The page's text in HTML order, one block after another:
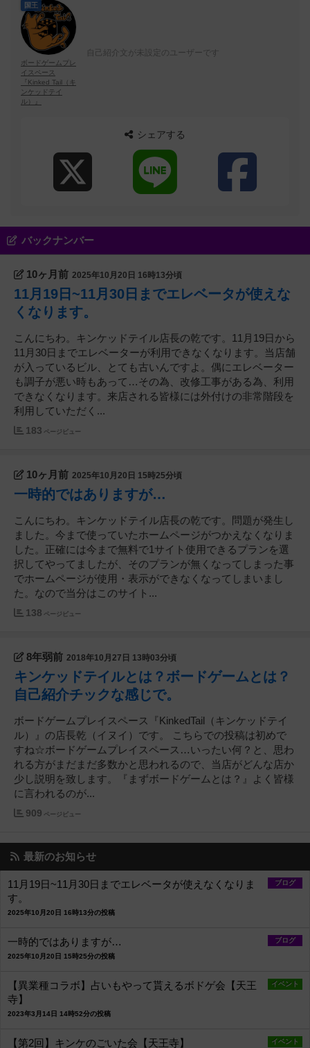
国王
ボードゲームプレ
イスペース
『Kinked Tail（キ
ンケッドテイ
ル）』
自己紹介文が未設定のユーザーです
シェアする
バックナンバー
10ヶ月前 2025年10月20日 16時13分頃
11月19日~11月30日までエレベータが使えな
くなります。
こんにちわ。キンケッドテイル店長の乾です。11月19日から
11月30日までエレベーターが利用できなくなります。当店舗
が入っているビル、とても古いんですよ。偶にエレベーター
も調子が悪い時もあって…その為、改修工事がある為、利用
できなくなります。来店される皆様には外付けの非常階段を
利用していただく...
183 ページビュー
10ヶ月前 2025年10月20日 15時25分頃
一時的ではありますが…
こんにちわ。キンケッドテイル店長の乾です。問題が発生し
ました。今まで使っていたホームページがつかえなくなりま
した。正確には今まで無料で1サイト使用できるプランを選
択してやってましたが、そのプランが無くなってしまった事
でホームページが使用・表示ができなくなってしまいまし
た。なので当分はこのサイト...
138 ページビュー
8年弱前 2018年10月27日 13時03分頃
キンケッドテイルとは？ボードゲームとは？
自己紹介チックな感じで。
ボードゲームプレイスペース『KinkedTail（キンケッドテイ
ル）』の店長乾（イヌイ）です。 こちらでの投稿は初めで
すね☆ボードゲームプレイスペース…いったい何？と、思わ
れる方がまだまだ多数かと思われるので、当店がどんな店か
少し説明を致します。『まずボードゲームとは？』よく皆様
に言われるのが...
909 ページビュー
最新のお知らせ
ブログ
11月19日~11月30日までエレベータが使えなくなりま
す。
2025年10月20日 16時13分の投稿
ブログ
一時的ではありますが…
2025年10月20日 15時25分の投稿
イベント
【異業種コラボ】占いもやって貰えるボドゲ会【天王
寺】
2023年3月14日 14時52分の投稿
イベント
【第2回】キンケのごいた会【天王寺】